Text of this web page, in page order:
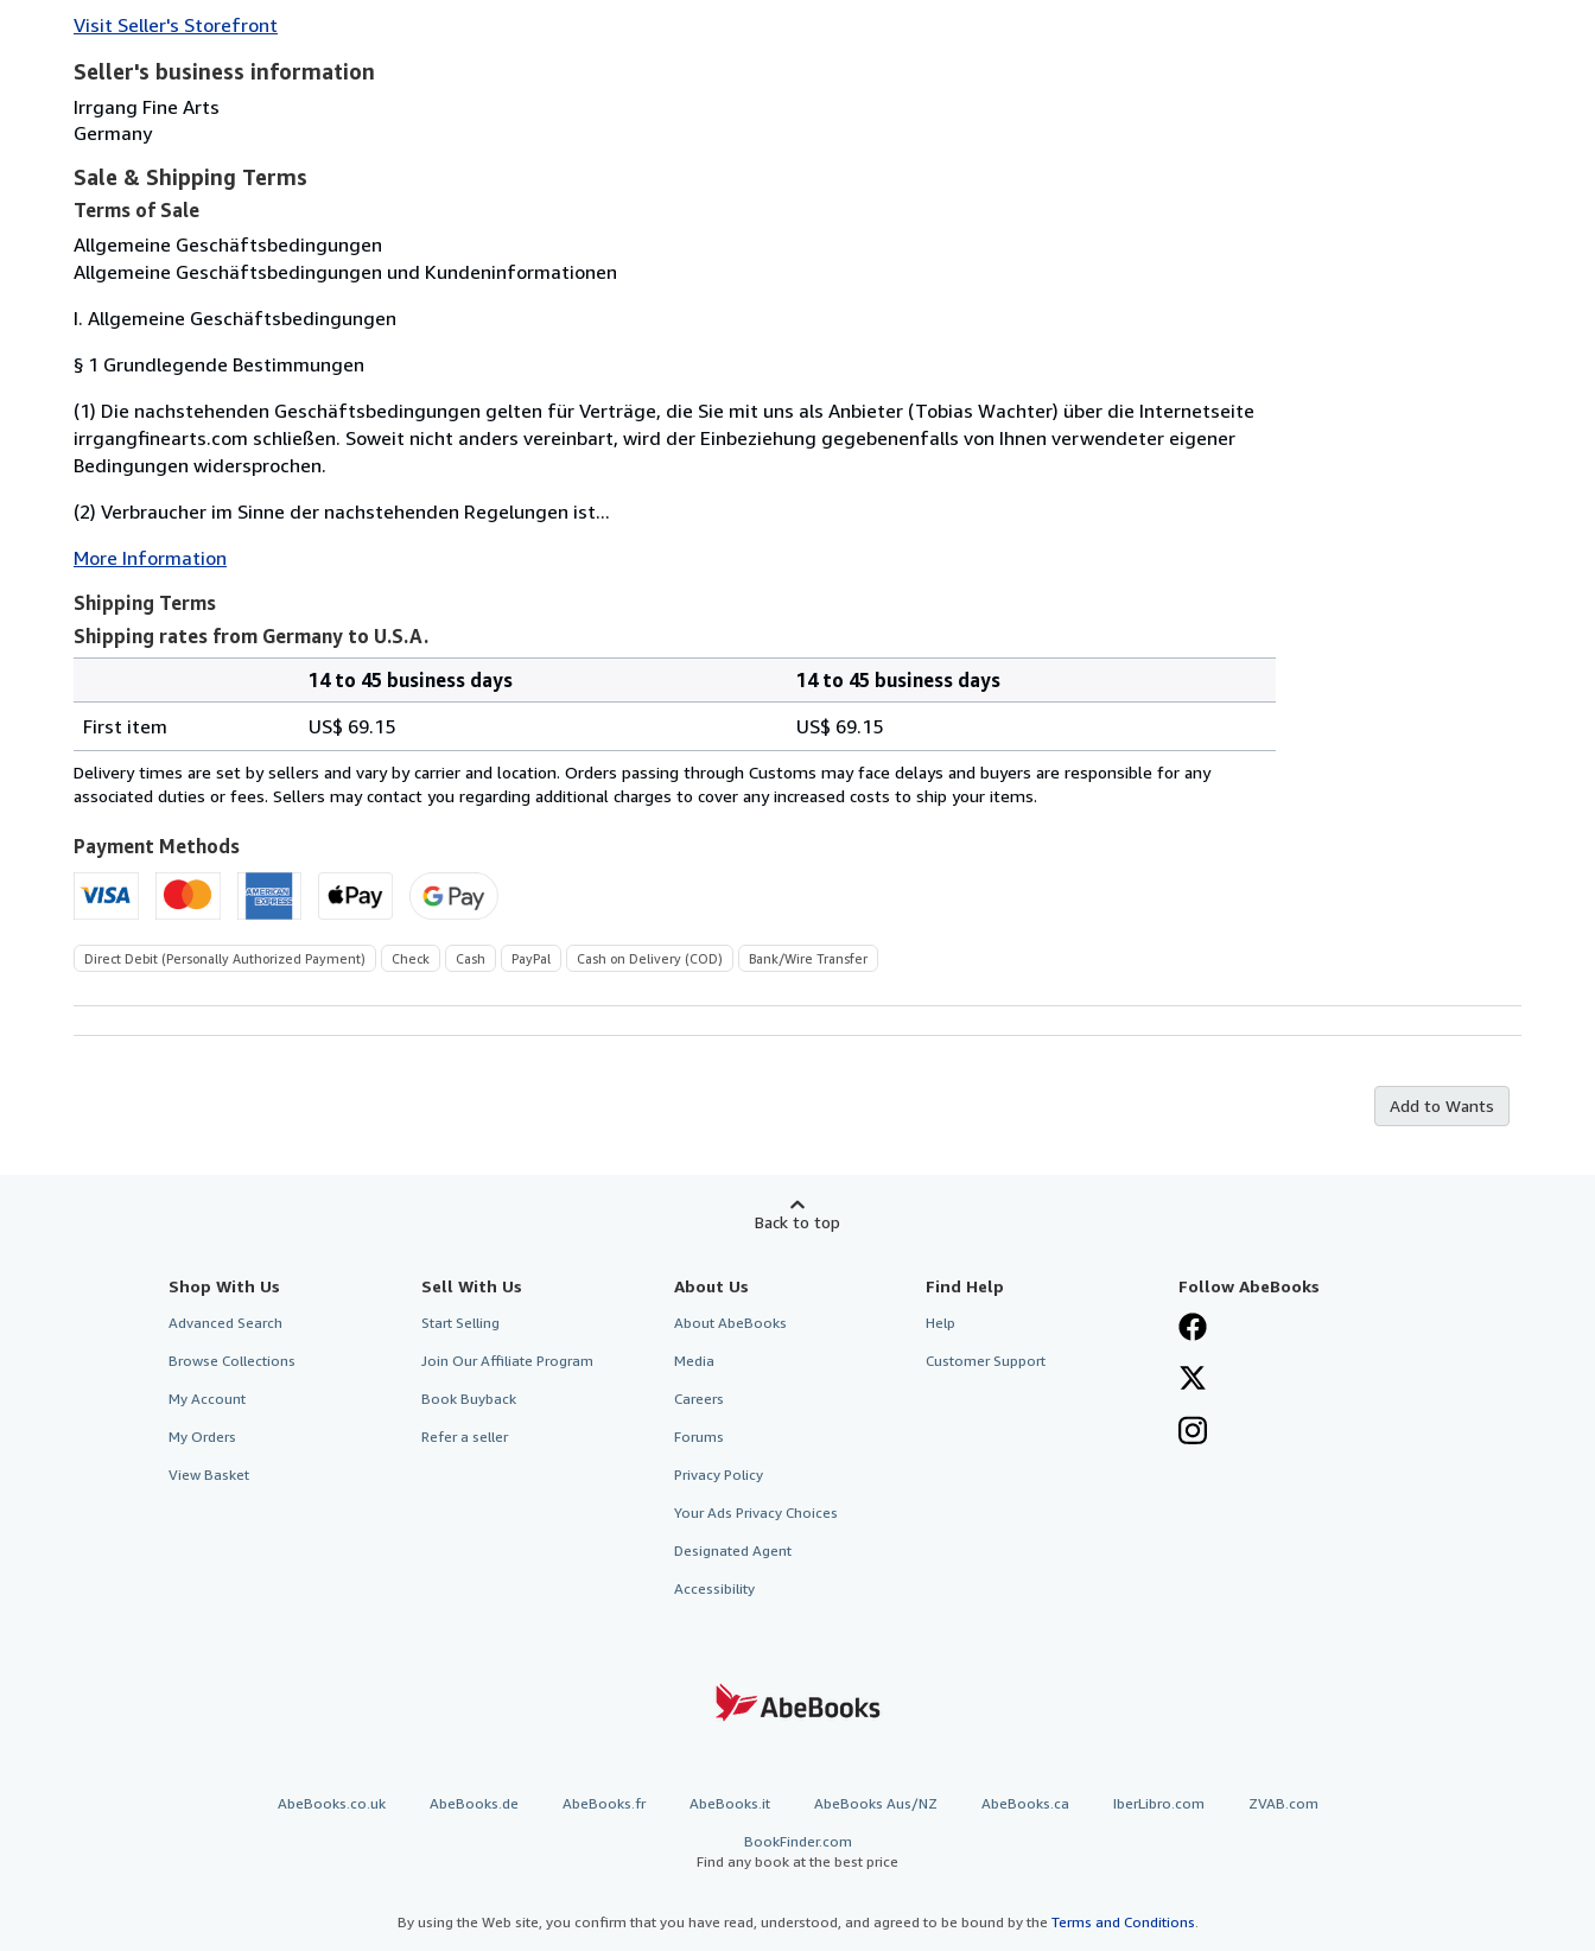
Visit Seller's Storefront
Seller's business information
Irrgang Fine Arts
Germany
Sale & Shipping Terms
Terms of Sale
Allgemeine Geschäftsbedingungen
Allgemeine Geschäftsbedingungen und Kundeninformationen
I. Allgemeine Geschäftsbedingungen
§ 1 Grundlegende Bestimmungen
(1) Die nachstehenden Geschäftsbedingungen gelten für Verträge, die Sie mit uns als Anbieter (Tobias Wachter) über die Internetseite
irrgangfinearts.com schließen. Soweit nicht anders vereinbart, wird der Einbeziehung gegebenenfalls von Ihnen verwendeter eigener
Bedingungen widersprochen.
(2) Verbraucher im Sinne der nachstehenden Regelungen ist...
More Information
Shipping Terms
Shipping rates from Germany to U.S.A.
rates
from
Germany
U.S.A.
14 to 45 business days
14 to 45 business days
First item
US$ 69.15 US$ 69.15
Delivery times are set by sellers and vary by carrier and location. Orders passing through Customs may face delays and buyers are responsible for any
associated duties or fees. Sellers may contact you regarding additional charges to cover any increased costs to ship your items.
Payment Methods
Direct Debit (Personally Authorized Payment) Check Cash PayPal Cash on Delivery (COD) Bank/Wire Transfer
Add to Wants
Back to top
Shop With Us
Advanced Search
Browse Collections
My Account
My Orders
View Basket
Sell With Us
Start Selling
Join Our Affiliate Program
Book Buyback
Refer a seller
About Us
About AbeBooks
Media
Careers
Forums
Privacy Policy
Your Ads Privacy Choices
Designated Agent
Accessibility
Find Help
Help
Customer Support
Follow AbeBooks
AbeBooks.co.uk AbeBooks.de AbeBooks.fr AbeBooks.it AbeBooks Aus/NZ AbeBooks.ca IberLibro.com ZVAB.com
BookFinder.com
Find any book at the best price
By using the Web site, you confirm that you have read, understood, and agreed to be bound by the Terms and Conditions